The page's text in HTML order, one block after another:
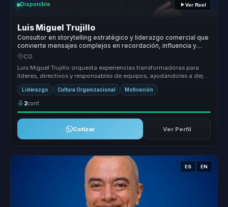
Disponible Ver Reel
Luis Miguel Trujillo
Consultor en storytelling estratégico y liderazgo comercial que
convierte mensajes complejos en recordación, influencia y
motivación para líderes y equipos.
CO
Luis Miguel Trujillo orquesta experiencias transformadoras para
líderes, directivos y responsables de equipos, ayudándoles a dejar
atrás ...
Liderazgo Cultura Organizacional Motivación
2conf.
Cotizar Ver Perfil
ES EN